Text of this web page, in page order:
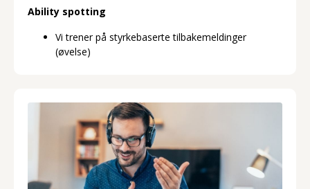
Ability spotting
Vi trener på styrkebaserte tilbakemeldinger
(øvelse)